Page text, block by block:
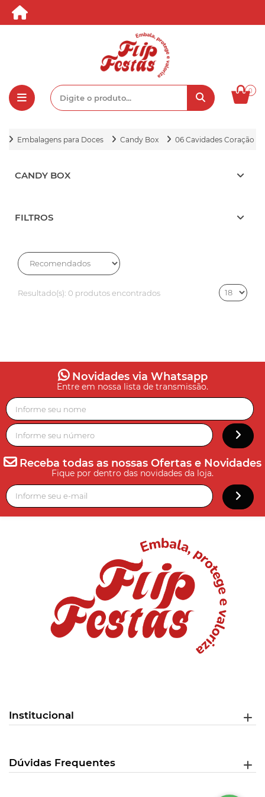
0
Embalagens para Doces Candy Box 06 Cavidades Coração
CANDY BOX
FILTROS
Resultado(s): 0 produtos encontrados
Novidades via Whatsapp
Entre em nossa lista de transmissão.
Receba todas as nossas Ofertas e Novidades
Fique por dentro das novidades da loja.
Institucional
Dúvidas Frequentes